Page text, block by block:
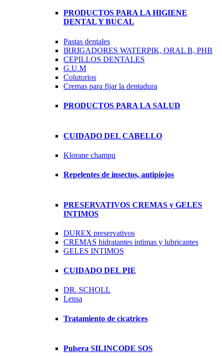
PRODUCTOS PARA LA HIGIENE
DENTAL Y BUCAL
Pastas dentales
IRRIGADORES WATERPIK, ORAL B, PHB
CEPILLOS DENTALES
G.U.M
Colutorios
Cremas para fijar la dentadura
PRODUCTOS PARA LA SALUD
CUIDADO DEL CABELLO
Klorane champu
Repelentes de insectos, antipiojos
PRESERVATIVOS CREMAS y GELES
INTIMOS
DUREX preservativos
CREMAS hidratantes intimas y lubricantes
GELES INTIMOS
CUIDADO DEL PIE
DR. SCHOLL
Lensa
Tratamiento de cicatrices
Pulsera SILINCODE SOS